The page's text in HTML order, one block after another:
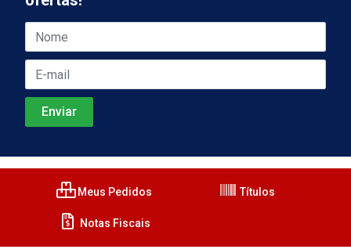
Meus Pedidos Títulos
Notas Fiscais